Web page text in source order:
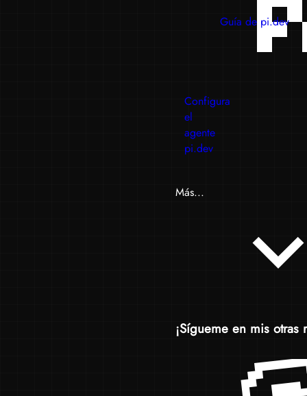
Guía de pi.dev
Configura
el
agente
pi.dev
Más...
¡Sígueme en mis otras